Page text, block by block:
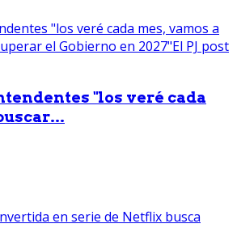
"los veré cada